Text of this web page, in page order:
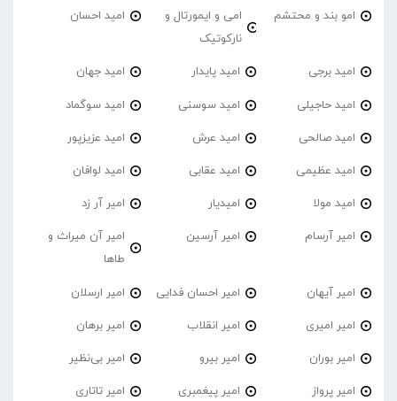
امو بند و محتشم
امی و ایمورتال و
نارکوتیک
امید احسان
امید برجی امید پایدار امید جهان
امید حاجیلی امید سوسنی امید سوگماد
امید صالحی امید عرش امید عزیزپور
امید عظیمی امید عقابی امید لوافان
امید مولا امیدیار امیر آر زد
امیر آرسام امیر آرسین
امیر آن میراث و
طاها
امیر آیهان امیر احسان فدایی امیر ارسلان
امیر امیری امیر انقلاب امیر برهان
امیر‌ بوران امیر بیرو امیر بی‌نظیر
امیر پرواز امیر پیغمبری امیر تاتاری